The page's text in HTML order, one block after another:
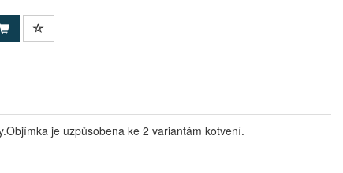
je uzpůsobena ke 2 variantám kotvení.